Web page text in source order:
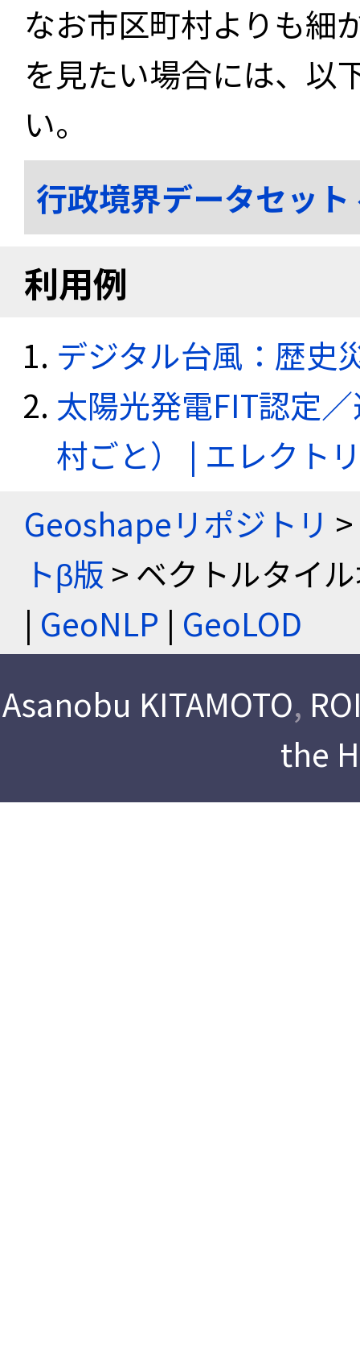
なお市区町村よりも細
を見たい場合には、以
い。
行政境界データセッ
利用例
デジタル台風：歴史
太陽光発電FIT認定
村ごと） | エレクト
Geoshapeリポジトリ >
トβ版 > ベクトルタイ
| GeoNLP | GeoLOD
Asanobu KITAMOTO,
the